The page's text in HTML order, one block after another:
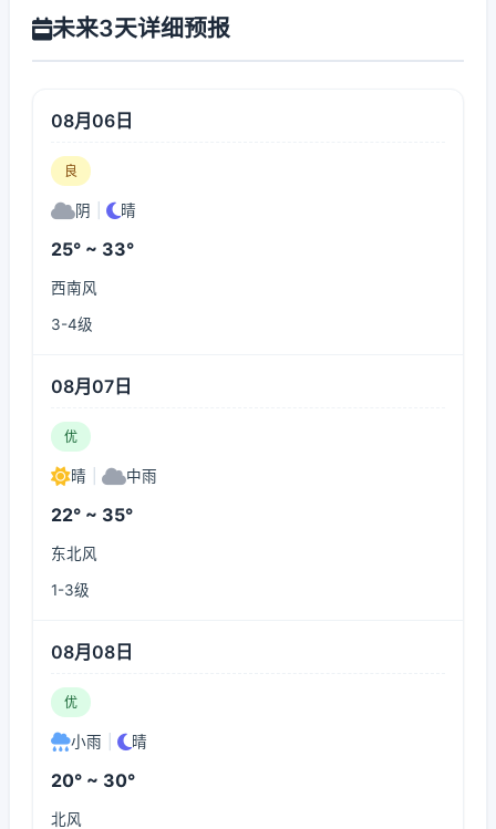
未来3天详细预报
08月06日
良
阴 晴
25° ~ 33°
西南风
3-4级
08月07日
优
晴 中雨
22° ~ 35°
东北风
1-3级
08月08日
优
小雨 晴
20° ~ 30°
北风